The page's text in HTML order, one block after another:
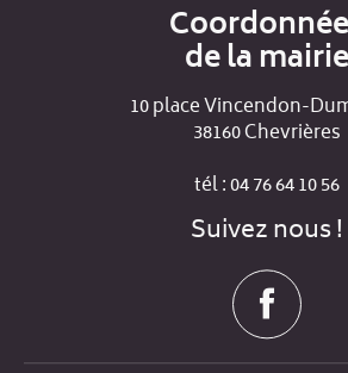
de la mairie
10 place Vincendon-
38160 Chevrières
tél : 04 76 64 10 56
Suivez nous !